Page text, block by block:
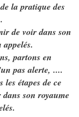
la pratique des
de voir dans son
partons en
pas alerte, ....
étapes de ce
son royaume